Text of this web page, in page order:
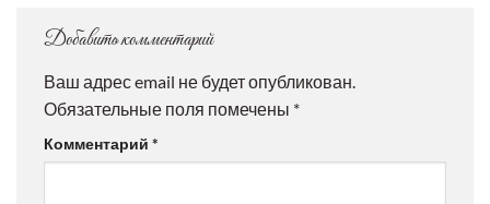
Добавить комментарий
Ваш адрес email не будет опубликован.
Обязательные поля помечены *
Комментарий *